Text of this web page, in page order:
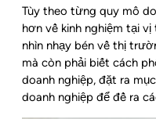
Tùy theo từng quy mô
hơn về kinh nghiệm tại
nhìn nhạy bén về thị
mà còn phải biết cách
doanh nghiệp, đặt ra
doanh nghiệp để đề ra